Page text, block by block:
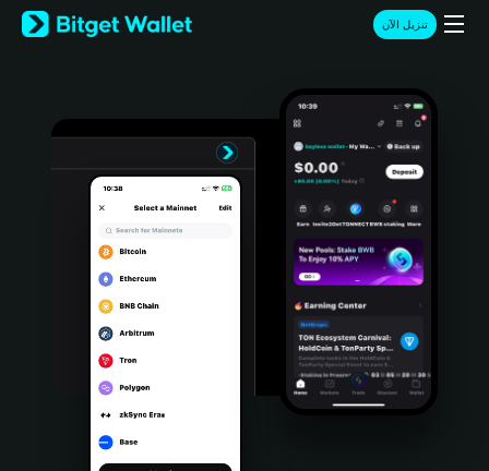
English
日本語
Türkçe
Português (Portugal)
Bahasa Indonesia
Português (Brasil)
تنزيل الآن